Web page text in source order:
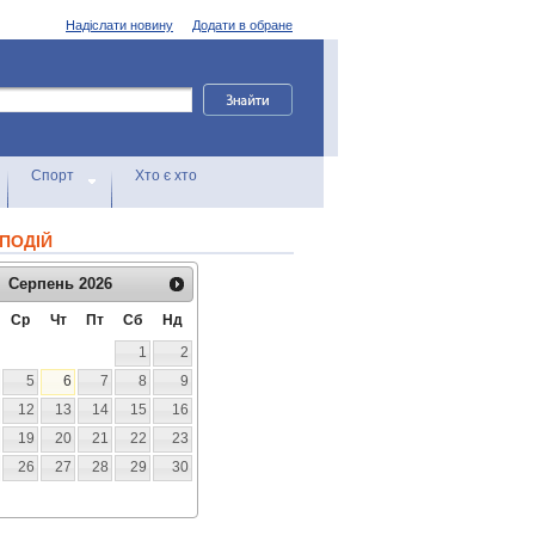
Додати в обране
Надіслати новину
Спорт Хто є хто
Серпень 2026
Ср Чт Пт Сб
Нд
1
2
5 6 7 8
9
12 13 14 15
16
19 20 21 22
23
26 27 28 29
30